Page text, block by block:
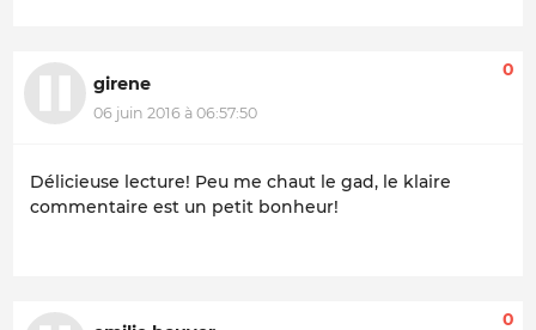
girene
06 juin 2016 à 06:57:50
0
Délicieuse lecture! Peu me chaut le gad, le klaire
commentaire est un petit bonheur!
0